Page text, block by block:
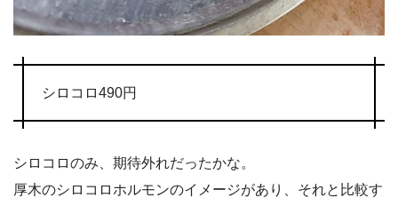
シロコロ490円
シロコロのみ、期待外れだったかな。
厚木のシロコロホルモンのイメージがあり、それと比較す